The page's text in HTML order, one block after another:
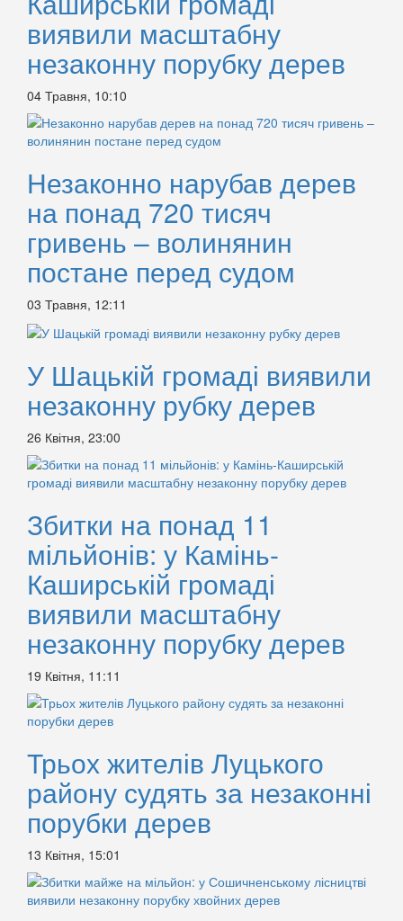
виявили масштабну
незаконну порубку дерев
04 Травня, 10:10
Незаконно нарубав дерев
на понад 720 тисяч
гривень – волинянин
постане перед судом
03 Травня, 12:11
У Шацькій громаді виявили
незаконну рубку дерев
26 Квітня, 23:00
Збитки на понад 11
мільйонів: у Камінь-
Каширській громаді
виявили масштабну
незаконну порубку дерев
19 Квітня, 11:11
Трьох жителів Луцького
району судять за незаконні
порубки дерев
13 Квітня, 15:01